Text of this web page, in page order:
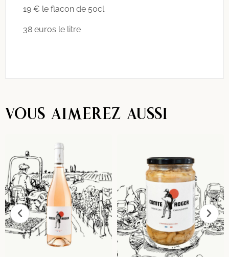
19 € le flacon de 50cl
38 euros le litre
VOUS AIMEREZ AUSSI